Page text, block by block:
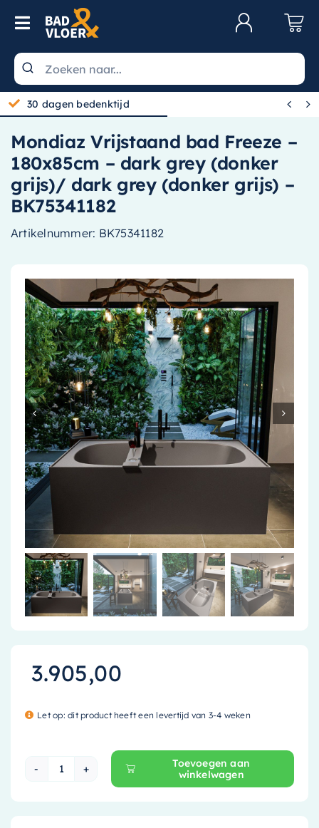
Skip to content
Toggle Navigation
Wastafels
Toiletten
Spiegels
Kranen
Douche
Badkamermeubels
Radiatoren
Accessoires
Installatiemateriaal
Klimaatbeheersing
PVC
Tegels
30 dagen bedenktijd  
Mondiaz Vrijstaand bad Freeze –
180x85cm – dark grey (donker
grijs)/ dark grey (donker grijs) –
BK75341182
Artikelnummer: BK75341182
3.905,00
Let op: dit product heeft een levertijd van 3-4 weken
Mondiaz Vrijstaand bad Freeze - 180x85cm -
Toevoegen aan
winkelwagen